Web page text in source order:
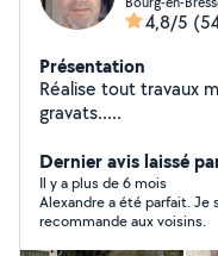
4,8/5
Présentation
Réalise tout travaux
gravats.....
Dernier avis laissé
Il y a plus de 6 mois
Alexandre a été parfait.
recommande aux voisins.